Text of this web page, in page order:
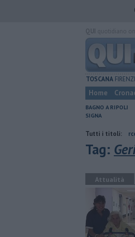
TOSCANA
Home
BAGNO A RIPOLI
SIGNA
Tutti i titoli:
la scomparsa di Stefano Marcelli
Tag:
Attualità